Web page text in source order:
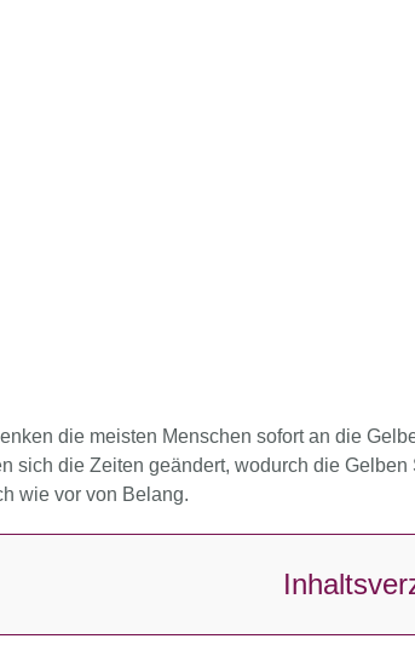
die meisten Menschen sofort an die
sich die Zeiten geändert, wodurch die
wie vor von Belang.